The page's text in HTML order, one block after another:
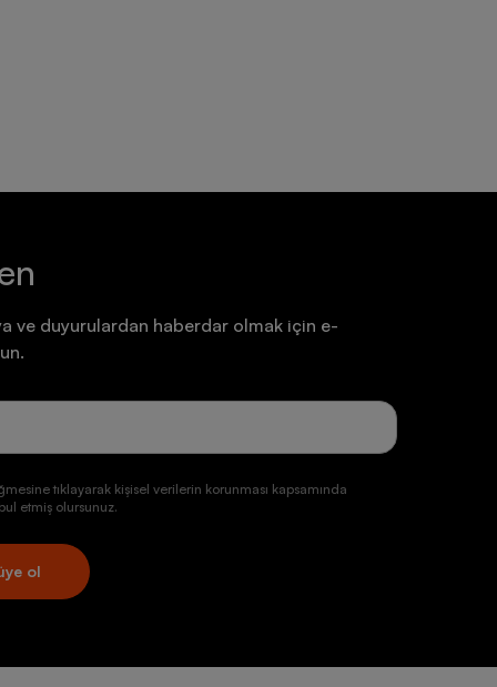
ve duyurulardan haberdar olmak için e-
tıklayarak kişisel verilerin korunması kapsamında
etmiş olursunuz.
ol